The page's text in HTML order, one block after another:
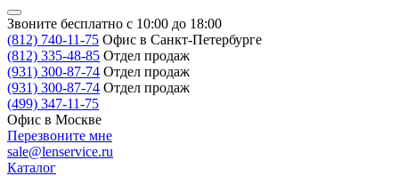
Звоните бесплатно с 10:00 до 18:00
(812) 740-11-75 Офис в Санкт-Петербурге
(812) 335-48-85 Отдел продаж
(931) 300-87-74 Отдел продаж
(931) 300-87-74 Отдел продаж
(499) 347-11-75
Офис в Москве
Перезвоните мне
sale@lenservice.ru
Каталог